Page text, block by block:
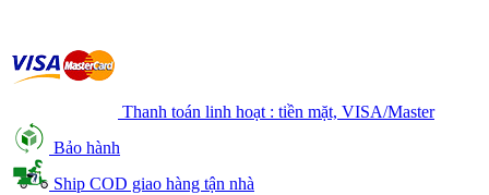
Thanh toán linh hoạt : tiền mặt, VISA/Master
Bảo hành
Ship COD giao hàng tận nhà